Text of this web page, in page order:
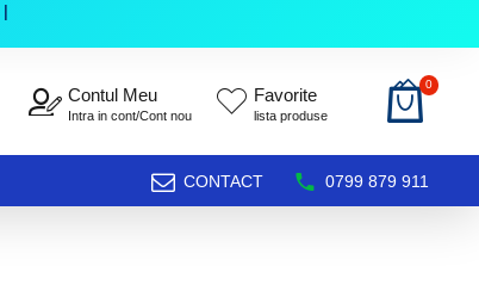
Contul Meu
Intra in cont/Cont nou
Favorite
lista produse
0
CONTACT 0799 879 911